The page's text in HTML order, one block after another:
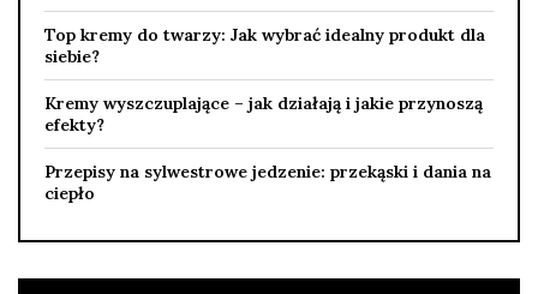
Top kremy do twarzy: Jak wybrać idealny produkt dla
siebie?
Kremy wyszczuplające – jak działają i jakie przynoszą
efekty?
Przepisy na sylwestrowe jedzenie: przekąski i dania na
ciepło